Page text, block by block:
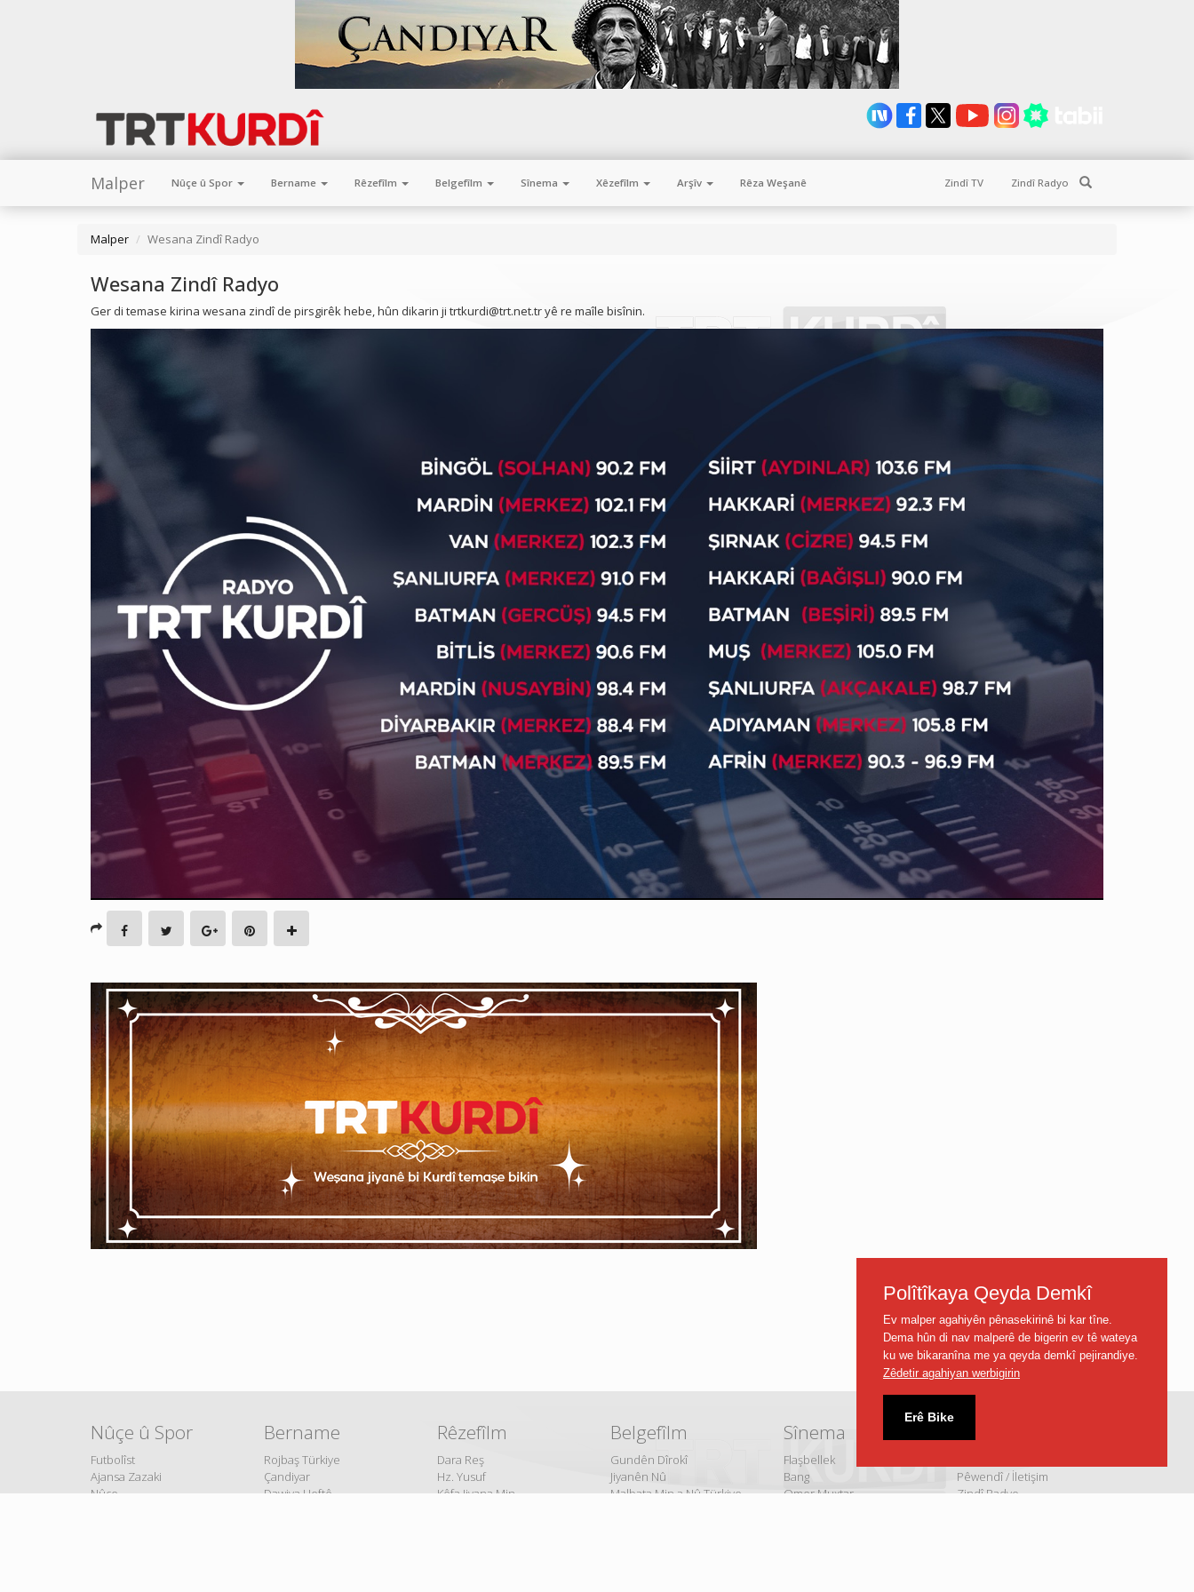
Malper Nûçe û Spor Bername Rêzefîlm Belgefîlm Sînema Xêzefîlm Arşîv Rêza Weşanê Zindî TV Zindî Radyo
Malper Wesana Zindî Radyo
Wesana Zindî Radyo
Ger di temase kirina wesana zindî de pirsgirêk hebe, hûn dikarin ji trtkurdi@trt.net.tr yê re maîle bisînin.
Stream
Type
Nûçe û Spor
Futbolîst
Ajansa Zazaki
Nûçe
Bername
Rojbaş Türkiye
Çandiyar
Dawiya Heftê
Rêzefîlm
Dara Reş
Hz. Yusuf
Kêfa Jiyana Min
Belgefîlm
Gundên Dîrokî
Jiyanên Nû
Malbata Min a Nû Türkiye
Sînema
Flaşbellek
Bang
Omer Muxtar
Pêwendî / İletişim
Zindî Radyo
Polîtîkaya Qeyda Demkî
Ev malper agahiyên pênasekirinê bi kar tîne.
Dema hûn di nav malperê de bigerin ev tê wateya
ku we bikaranîna me ya qeyda demkî pejirandiye.
Zêdetir agahiyan werbigirin
Erê Bike